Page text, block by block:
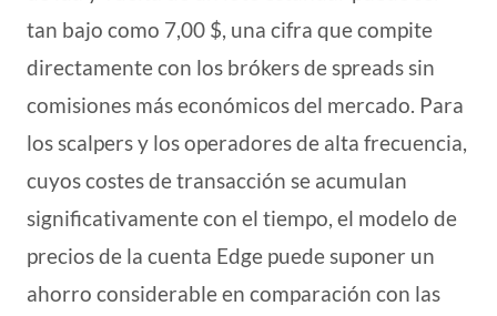
tan bajo como 7,00 $, una cifra que compite
directamente con los brókers de spreads sin
comisiones más económicos del mercado. Para
los scalpers y los operadores de alta frecuencia,
cuyos costes de transacción se acumulan
significativamente con el tiempo, el modelo de
precios de la cuenta Edge puede suponer un
ahorro considerable en comparación con las